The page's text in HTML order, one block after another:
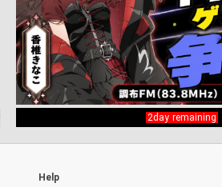
2day remaining
Help